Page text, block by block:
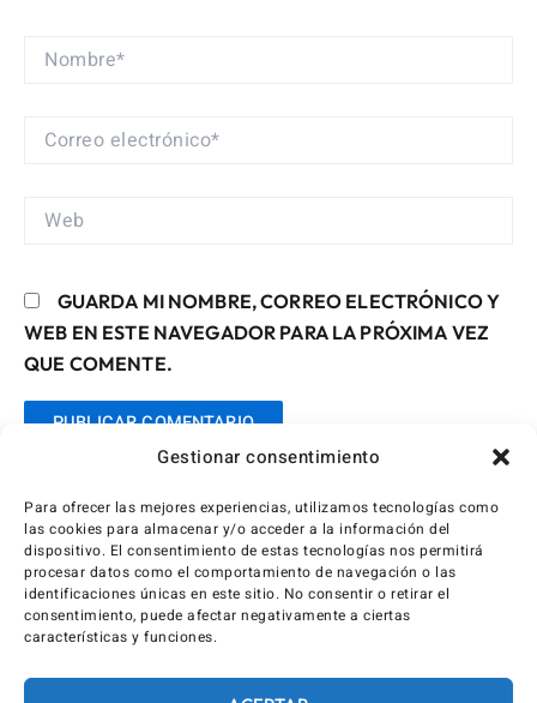
Gestionar consentimiento
Para ofrecer las mejores experiencias, utilizamos tecnologías como
las cookies para almacenar y/o acceder a la información del
dispositivo. El consentimiento de estas tecnologías nos permitirá
procesar datos como el comportamiento de navegación o las
identificaciones únicas en este sitio. No consentir o retirar el
consentimiento, puede afectar negativamente a ciertas
características y funciones.
NOMBRE*
CORREO
WEB
GUARDA MI NOMBRE, CORREO ELECTRÓNICO Y
WEB EN ESTE NAVEGADOR PARA LA PRÓXIMA VEZ
QUE COMENTE.